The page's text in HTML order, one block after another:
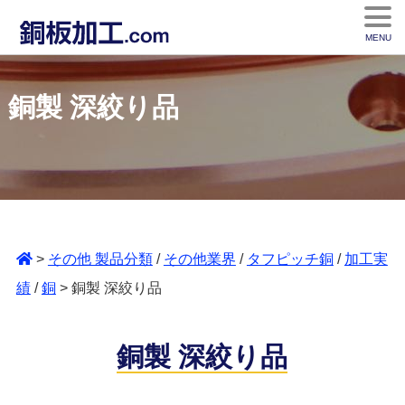
MENU
銅製 深絞り品
> その他 製品分類/ その他業界 / タフピッチ銅 / 加工実
績/銅 > 銅製 深絞り品
銅製 深絞り品